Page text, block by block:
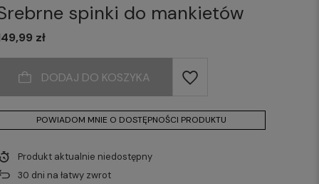
spinki do mankietów
zł
DODAJ DO KOSZYKA
POWIADOM MNIE O DOSTĘPNOŚCI PRODUKTU
Produkt aktualnie niedostępny
30 dni na łatwy zwrot